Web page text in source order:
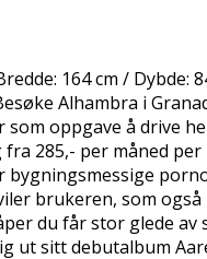
164 cm /
Alhambra i
oppgave å drive
285,- per måned
brukeren, som
du får stor glede av
ut sitt debutalbum